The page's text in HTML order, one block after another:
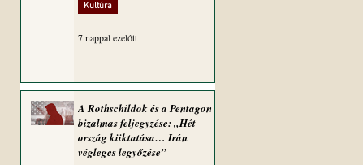
Kultúra
7 nappal ezelőtt
A Rothschildok és a Pentagon
bizalmas feljegyzése: „Hét
ország kiiktatása… Irán
végleges legyőzése”